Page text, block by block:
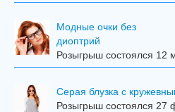
Модные очки без
диоптрий
Розыгрыш состоялся 12
Серая блузка с
Розыгрыш состоялся 27